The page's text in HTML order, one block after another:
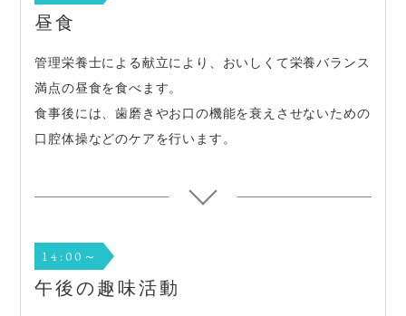
昼食
管理栄養士による献立により、おいしくて栄養バランス
満点の昼食を食べます。
食事後には、歯磨きやお口の機能を衰えさせないための
口腔体操などのケアを行います。
14:00～
午後の趣味活動